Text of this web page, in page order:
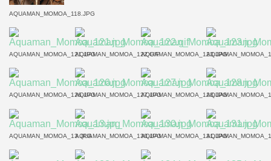
AQUAMAN_MOMOA_118.JPG
AQUAMAN_MOMOA_121.JPGAQUAMAN_MOMOA_122.GIFAQUAMAN_MOMOA_123.JPG
AQUAMAN_MOMOA_126.JPGAQUAMAN_MOMOA_127.JPGAQUAMAN_MOMOA_128.JPG
AQUAMAN_MOMOA_13.JPGAQUAMAN_MOMOA_130.JPGAQUAMAN_MOMOA_131.JPG